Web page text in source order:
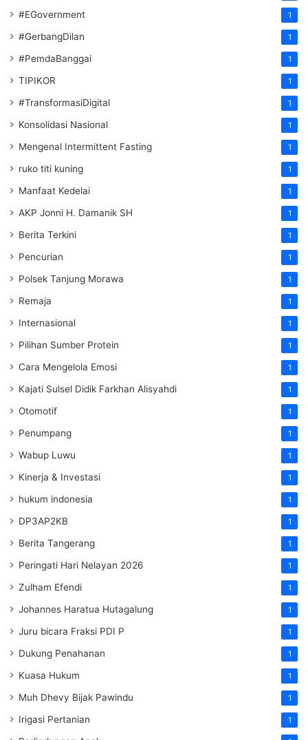
#EGovernment 1
#GerbangDilan 1
#PemdaBanggai 1
TIPIKOR 1
#TransformasiDigital 1
Konsolidasi Nasional 1
Mengenal Intermittent Fasting 1
ruko titi kuning 1
Manfaat Kedelai 1
AKP Jonni H. Damanik SH 1
Berita Terkini 1
Pencurian 1
Polsek Tanjung Morawa 1
Remaja 1
Internasional 1
Pilihan Sumber Protein 1
Cara Mengelola Emosi 1
Kajati Sulsel Didik Farkhan Alisyahdi 1
Otomotif 1
Penumpang 1
Wabup Luwu 1
Kinerja & Investasi 1
hukum indonesia 1
DP3AP2KB 1
Berita Tangerang 1
Peringati Hari Nelayan 2026 1
Zulham Efendi 1
Johannes Haratua Hutagalung 1
Juru bicara Fraksi PDI P 1
Dukung Penahanan 1
Kuasa Hukum 1
Muh Dhevy Bijak Pawindu 1
Irigasi Pertanian 1